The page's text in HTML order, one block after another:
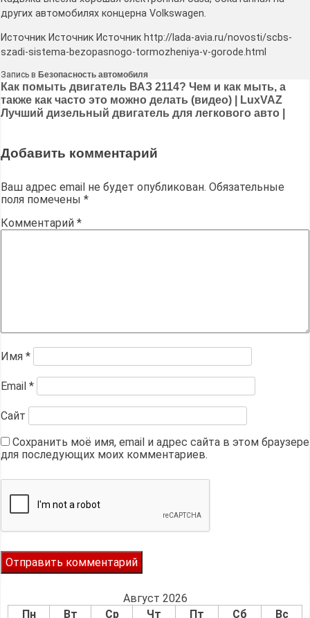
других автомобилях концерна Volkswagen.
Источник Источник Источник http://lada-avia.ru/novosti/scbs-
szadi-sistema-bezopasnogo-tormozheniya-v-gorode.html
Запись в Безопасность автомобиля
Навигация
по
Как помыть двигатель ВАЗ 2114? Чем и как мыть, а
также как часто это можно делать (видео) | LuxVAZ
Лучший дизельный двигатель для легкового авто |
Добавить комментарий
Ваш адрес email не будет опубликован. Обязательные
поля помечены *
Комментарий *
Имя *
Email *
Сайт
Сохранить моё имя, email и адрес сайта в этом браузере
для последующих моих комментариев.
Август 2026
Пн
Вт Ср Чт Пт Сб Вс